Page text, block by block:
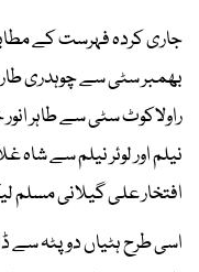
جاری کردہ فہرست کے
بھمبر سٹی سے چوہدری
راولاکوٹ سٹی سے طاہر
نیلم اور لوئر نیلم سے
افتخار علی گیلانی
اسی طرح ہٹیاں دوپٹہ سے